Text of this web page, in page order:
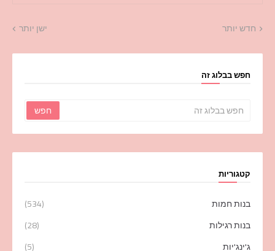
חדש יותר ישן יותר
חפש בבלוג זה
קטגוריות
בנות חמות
(534)
בנות רגילות
(28)
ג'ינג'יות
(5)